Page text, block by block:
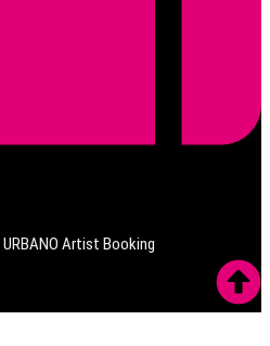
URBANO Artist Booking